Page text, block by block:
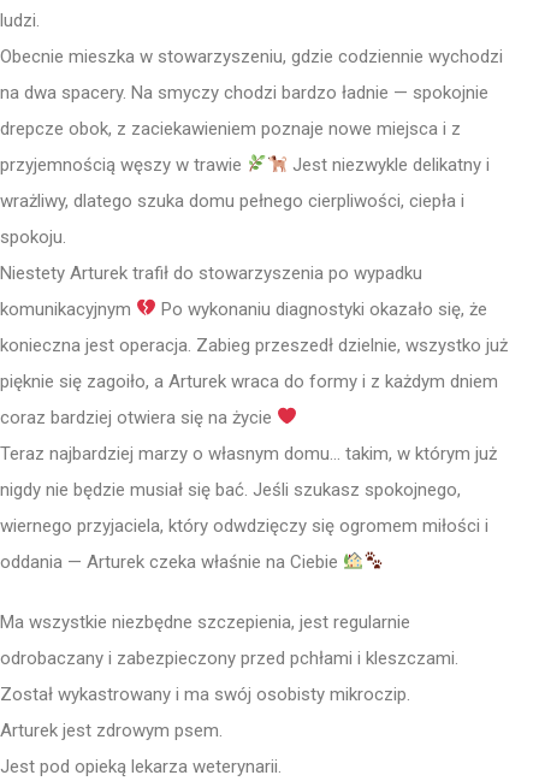
ludzi.
Obecnie mieszka w stowarzyszeniu, gdzie codziennie wychodzi
na dwa spacery. Na smyczy chodzi bardzo ładnie — spokojnie
drepcze obok, z zaciekawieniem poznaje nowe miejsca i z
przyjemnością węszy w trawie
Jest niezwykle delikatny i
wrażliwy, dlatego szuka domu pełnego cierpliwości, ciepła i
spokoju.
Niestety Arturek trafił do stowarzyszenia po wypadku
komunikacyjnym
Po wykonaniu diagnostyki okazało się, że
konieczna jest operacja. Zabieg przeszedł dzielnie, wszystko już
pięknie się zagoiło, a Arturek wraca do formy i z każdym dniem
coraz bardziej otwiera się na życie
Teraz najbardziej marzy o własnym domu… takim, w którym już
nigdy nie będzie musiał się bać. Jeśli szukasz spokojnego,
wiernego przyjaciela, który odwdzięczy się ogromem miłości i
oddania — Arturek czeka właśnie na Ciebie
Ma wszystkie niezbędne szczepienia, jest regularnie
odrobaczany i zabezpieczony przed pchłami i kleszczami.
Został wykastrowany i ma swój osobisty mikroczip.
Arturek jest zdrowym psem.
Jest pod opieką lekarza weterynarii.